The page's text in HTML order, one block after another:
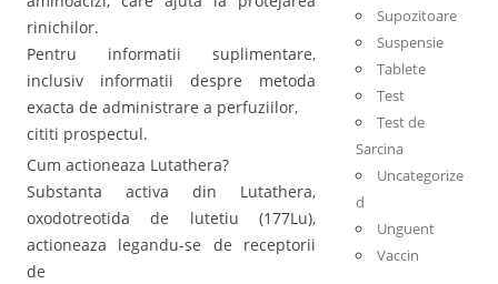
rinichilor.
Pentru informatii suplimentare,
inclusiv informatii despre metoda
exacta de administrare a perfuziilor,
cititi prospectul.
Cum actioneaza Lutathera?
Substanta activa din Lutathera,
oxodotreotida de lutetiu (177Lu),
actioneaza legandu-se de receptorii
de
Supozitoare
Suspensie
Tablete
Test
Test de
Sarcina
Uncategorize
d
Unguent
Vaccin